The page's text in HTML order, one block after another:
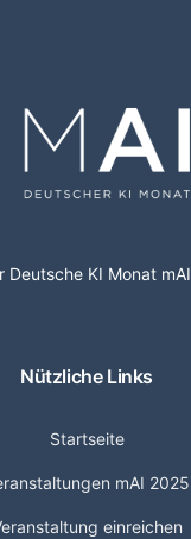
Deutsche KI Monat mAI
Nützliche Links
Startseite
mAI 2025
einreichen